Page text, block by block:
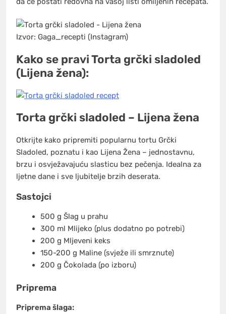
Izvor: Gaga_recepti (Instagram)
Kako se pravi Torta grčki sladoled
(Lijena žena):
Torta grčki sladoled – Lijena žena
Otkrijte kako pripremiti popularnu tortu Grčki
Sladoled, poznatu i kao Lijena Žena – jednostavnu,
brzu i osvježavajuću slasticu bez pečenja. Idealna za
ljetne dane i sve ljubitelje brzih deserata.
Sastojci
500 g Šlag u prahu
300 ml Mlijeko (plus dodatno po potrebi)
200 g Mljeveni keks
150-200 g Maline (svježe ili smrznute)
200 g Čokolada (po izboru)
Priprema
Priprema šlaga: